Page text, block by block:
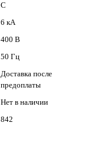
C
6 кА
400 В
50 Гц
Доставка после
предоплаты
Нет в наличии
842